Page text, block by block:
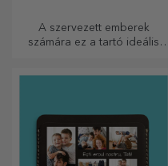
A szervezett emberek
számára ez a tartó ideális